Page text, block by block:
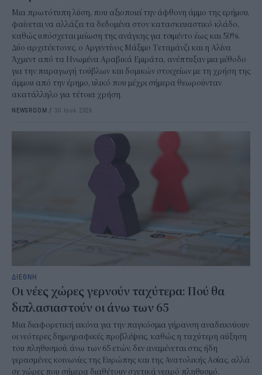
Μια πρωτότυπη λύση, που αξιοποιεί την άφθονη άμμο της ερήμου,
φαίνεται να αλλάζει τα δεδομένα στον κατασκευαστικό κλάδο,
καθώς υπόσχεται μείωση της ανάγκης για τσιμέντο έως και 50%.
Δύο αρχιτέκτονες, ο Αργεντίνος Μάξιμο Τεταμάνζι και η Αλίνα
Άχμεντ από τα Ηνωμένα Αραβικά Εμιράτα, ανέπτυξαν μια μέθοδο
για την παραγωγή τούβλων και δομικών στοιχείων με τη χρήση της
άμμου από την έρημο, υλικό που μέχρι σήμερα θεωρούνταν
ακατάλληλο για τέτοια χρήση.
NEWSROOM / 30 Ιουλ 2026
ΔΙΕΘΝΗ
Οι νέες χώρες γερνούν ταχύτερα: Πού θα
διπλασιαστούν οι άνω των 65
Μια διαφορετική εικόνα για την παγκόσμια γήρανση αναδεικνύουν
οι νεότερες δημογραφικές προβλέψεις, καθώς η ταχύτερη αύξηση
του πληθυσμού, άνω των 65 ετών, δεν αναμένεται στις ήδη
γερασμένες κοινωνίες της Ευρώπης και της Ανατολικής Ασίας, αλλά
σε χώρες που σήμερα διαθέτουν σχετικά νεαρό πληθυσμό.